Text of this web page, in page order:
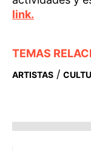
link.
TEMAS
ARTISTAS /